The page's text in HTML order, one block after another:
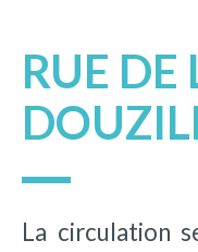
RUE DE
La circulation